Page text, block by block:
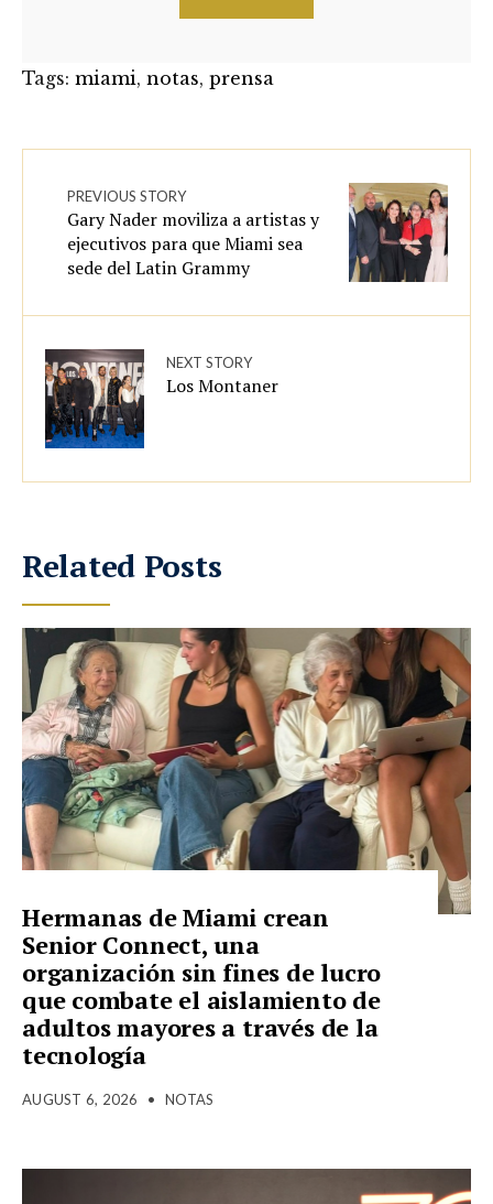
Tags: miami, notas, prensa
PREVIOUS STORY
Gary Nader moviliza a artistas y
ejecutivos para que Miami sea
sede del Latin Grammy
NEXT STORY
Los Montaner
Related Posts
Hermanas de Miami crean
Senior Connect, una
organización sin fines de lucro
que combate el aislamiento de
adultos mayores a través de la
tecnología
AUGUST 6, 2026 • NOTAS